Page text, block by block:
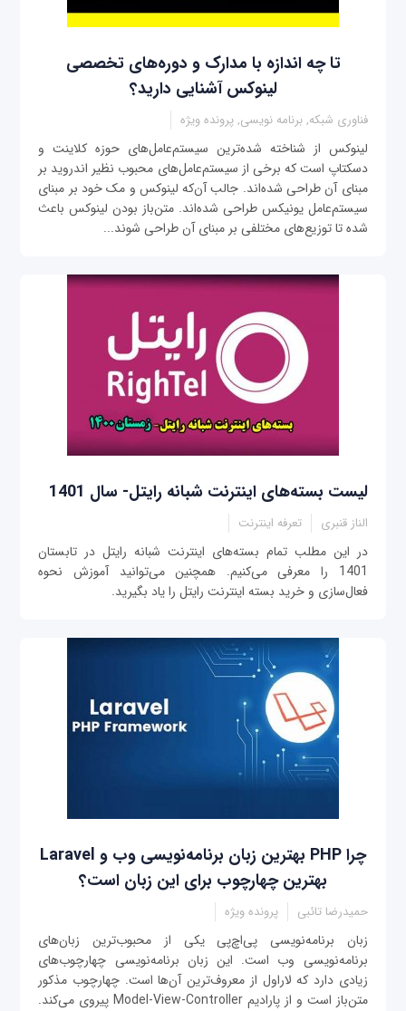
تا چه اندازه با مدارک و دوره‌های تخصصی
لینوکس آشنایی دارید؟
فناوری شبکه, برنامه نویسی, پرونده ویژه
‌لینوکس از شناخته شده‌ترین سیستم‌عامل‌های حوزه کلاینت و
دسکتاپ است که برخی از سیستم‌عامل‌های محبوب نظیر اندروید بر
مبنای آن طراحی شده‌اند. جالب آن‌که لینوکس و مک خود بر مبنای
سیستم‌عامل یونیکس طراحی شده‌اند. متن‌باز بودن لینوکس باعث
شده تا توزیع‌های مختلفی بر مبنای آن طراحی شوند...
لیست بسته‌های اینترنت شبانه رایتل- سال 1401
الناز قنبری تعرفه اینترنت
در این مطلب تمام بسته‌های اینترنت شبانه رایتل در تابستان
1401 را معرفی می‌کنیم. همچنین می‌توانید آموزش نحوه
فعال‌سازی و خرید بسته اینترنت رایتل را یاد بگیرید.
‌چرا PHP بهترین زبان برنامه‌نویسی وب و Laravel
بهترین چهارچوب برای این زبان است؟
حمیدرضا تائبی پرونده ویژه
زبان برنامه‌نویسی پی‌اچ‌پی یکی از محبوب‌ترین زبان‌های
برنامه‌نویسی وب است. این زبان برنامه‌نویسی چهارچوب‌های
زیادی دارد که لاراول از معروف‌ترین آن‌ها است. چهارچوب مذکور
متن‌باز است و از پارادیم Model-View-Controller پیروی می‌کند.